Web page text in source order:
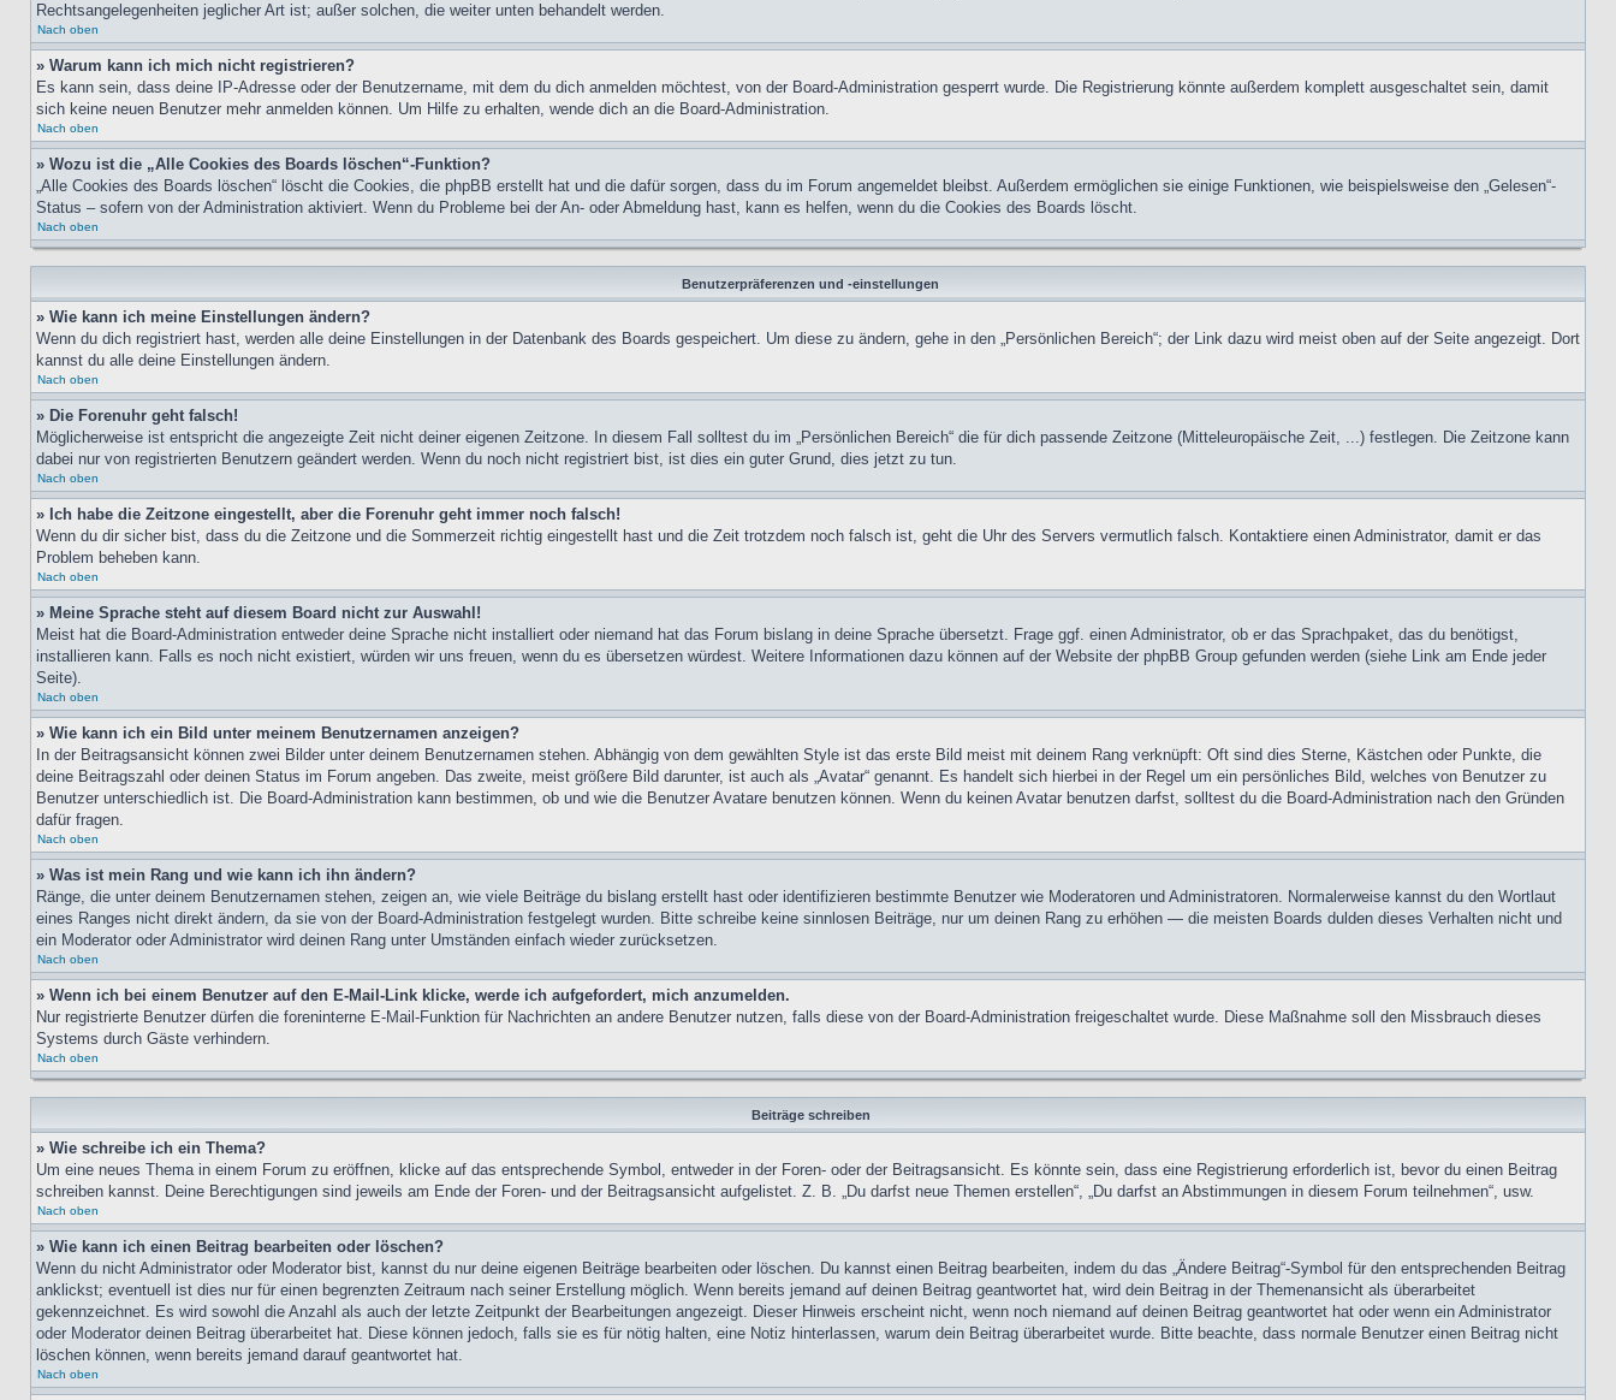
Rechtsangelegenheiten jeglicher Art ist; außer solchen, die weiter unten behandelt werden.
Nach oben
» Warum kann ich mich nicht registrieren?
Es kann sein, dass deine IP-Adresse oder der Benutzername, mit dem du dich anmelden möchtest, von der Board-Administration gesperrt wurde. Die Registrierung könnte außerdem komplett ausgeschaltet sein, damit
sich keine neuen Benutzer mehr anmelden können. Um Hilfe zu erhalten, wende dich an die Board-Administration.
Nach oben
» Wozu ist die „Alle Cookies des Boards löschen“-Funktion?
„Alle Cookies des Boards löschen“ löscht die Cookies, die phpBB erstellt hat und die dafür sorgen, dass du im Forum angemeldet bleibst. Außerdem ermöglichen sie einige Funktionen, wie beispielsweise den „Gelesen“-
Status – sofern von der Administration aktiviert. Wenn du Probleme bei der An- oder Abmeldung hast, kann es helfen, wenn du die Cookies des Boards löscht.
Nach oben
Benutzerpräferenzen und -einstellungen
» Wie kann ich meine Einstellungen ändern?
Wenn du dich registriert hast, werden alle deine Einstellungen in der Datenbank des Boards gespeichert. Um diese zu ändern, gehe in den „Persönlichen Bereich“; der Link dazu wird meist oben auf der Seite angezeigt. Dort
kannst du alle deine Einstellungen ändern.
Nach oben
» Die Forenuhr geht falsch!
Möglicherweise ist entspricht die angezeigte Zeit nicht deiner eigenen Zeitzone. In diesem Fall solltest du im „Persönlichen Bereich“ die für dich passende Zeitzone (Mitteleuropäische Zeit, ...) festlegen. Die Zeitzone kann
dabei nur von registrierten Benutzern geändert werden. Wenn du noch nicht registriert bist, ist dies ein guter Grund, dies jetzt zu tun.
Nach oben
» Ich habe die Zeitzone eingestellt, aber die Forenuhr geht immer noch falsch!
Wenn du dir sicher bist, dass du die Zeitzone und die Sommerzeit richtig eingestellt hast und die Zeit trotzdem noch falsch ist, geht die Uhr des Servers vermutlich falsch. Kontaktiere einen Administrator, damit er das
Problem beheben kann.
Nach oben
» Meine Sprache steht auf diesem Board nicht zur Auswahl!
Meist hat die Board-Administration entweder deine Sprache nicht installiert oder niemand hat das Forum bislang in deine Sprache übersetzt. Frage ggf. einen Administrator, ob er das Sprachpaket, das du benötigst,
installieren kann. Falls es noch nicht existiert, würden wir uns freuen, wenn du es übersetzen würdest. Weitere Informationen dazu können auf der Website der phpBB Group gefunden werden (siehe Link am Ende jeder
Seite).
Nach oben
» Wie kann ich ein Bild unter meinem Benutzernamen anzeigen?
In der Beitragsansicht können zwei Bilder unter deinem Benutzernamen stehen. Abhängig von dem gewählten Style ist das erste Bild meist mit deinem Rang verknüpft: Oft sind dies Sterne, Kästchen oder Punkte, die
deine Beitragszahl oder deinen Status im Forum angeben. Das zweite, meist größere Bild darunter, ist auch als „Avatar“ genannt. Es handelt sich hierbei in der Regel um ein persönliches Bild, welches von Benutzer zu
Benutzer unterschiedlich ist. Die Board-Administration kann bestimmen, ob und wie die Benutzer Avatare benutzen können. Wenn du keinen Avatar benutzen darfst, solltest du die Board-Administration nach den Gründen
dafür fragen.
Nach oben
» Was ist mein Rang und wie kann ich ihn ändern?
Ränge, die unter deinem Benutzernamen stehen, zeigen an, wie viele Beiträge du bislang erstellt hast oder identifizieren bestimmte Benutzer wie Moderatoren und Administratoren. Normalerweise kannst du den Wortlaut
eines Ranges nicht direkt ändern, da sie von der Board-Administration festgelegt wurden. Bitte schreibe keine sinnlosen Beiträge, nur um deinen Rang zu erhöhen — die meisten Boards dulden dieses Verhalten nicht und
ein Moderator oder Administrator wird deinen Rang unter Umständen einfach wieder zurücksetzen.
Nach oben
» Wenn ich bei einem Benutzer auf den E-Mail-Link klicke, werde ich aufgefordert, mich anzumelden.
Nur registrierte Benutzer dürfen die foreninterne E-Mail-Funktion für Nachrichten an andere Benutzer nutzen, falls diese von der Board-Administration freigeschaltet wurde. Diese Maßnahme soll den Missbrauch dieses
Systems durch Gäste verhindern.
Nach oben
Beiträge schreiben
» Wie schreibe ich ein Thema?
Um eine neues Thema in einem Forum zu eröffnen, klicke auf das entsprechende Symbol, entweder in der Foren- oder der Beitragsansicht. Es könnte sein, dass eine Registrierung erforderlich ist, bevor du einen Beitrag
schreiben kannst. Deine Berechtigungen sind jeweils am Ende der Foren- und der Beitragsansicht aufgelistet. Z. B. „Du darfst neue Themen erstellen“, „Du darfst an Abstimmungen in diesem Forum teilnehmen“, usw.
Nach oben
» Wie kann ich einen Beitrag bearbeiten oder löschen?
Wenn du nicht Administrator oder Moderator bist, kannst du nur deine eigenen Beiträge bearbeiten oder löschen. Du kannst einen Beitrag bearbeiten, indem du das „Ändere Beitrag“-Symbol für den entsprechenden Beitrag
anklickst; eventuell ist dies nur für einen begrenzten Zeitraum nach seiner Erstellung möglich. Wenn bereits jemand auf deinen Beitrag geantwortet hat, wird dein Beitrag in der Themenansicht als überarbeitet
gekennzeichnet. Es wird sowohl die Anzahl als auch der letzte Zeitpunkt der Bearbeitungen angezeigt. Dieser Hinweis erscheint nicht, wenn noch niemand auf deinen Beitrag geantwortet hat oder wenn ein Administrator
oder Moderator deinen Beitrag überarbeitet hat. Diese können jedoch, falls sie es für nötig halten, eine Notiz hinterlassen, warum dein Beitrag überarbeitet wurde. Bitte beachte, dass normale Benutzer einen Beitrag nicht
löschen können, wenn bereits jemand darauf geantwortet hat.
Nach oben